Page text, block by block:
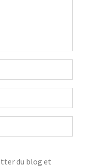
du blog et